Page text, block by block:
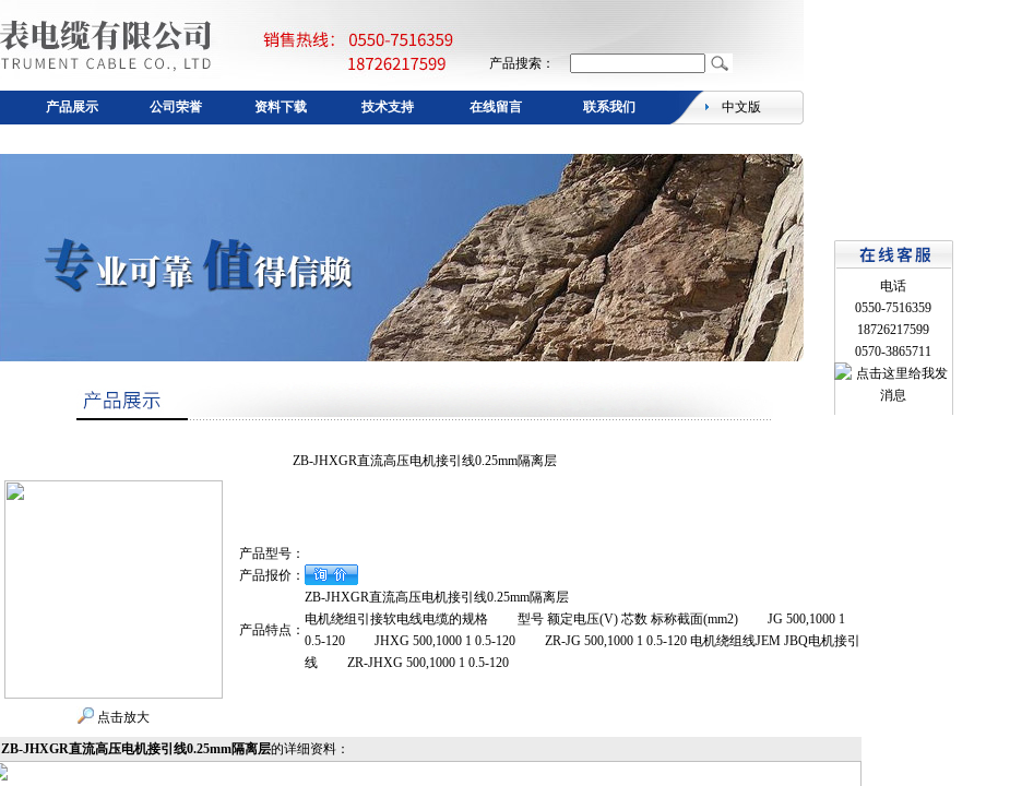
产品搜索：
产品展示 公司荣誉 资料下载 技术支持 在线留言 联系我们 中文版
ZB-JHXGR直流高压电机接引线0.25mm隔离层
点击放大
产品型号：
产品报价：
产品特点：
ZB-JHXGR直流高压电机接引线0.25mm隔离层
电机绕组引接软电线电缆的规格 型号 额定电压(V) 芯数 标称截面(mm2) JG 500,1000 1
0.5-120 JHXG 500,1000 1 0.5-120 ZR-JG 500,1000 1 0.5-120 电机绕组线JEM JBQ电机接引
线 ZR-JHXG 500,1000 1 0.5-120
ZB-JHXGR直流高压电机接引线0.25mm隔离层的详细资料：
电话
0550-7516359
18726217599
0570-3865711